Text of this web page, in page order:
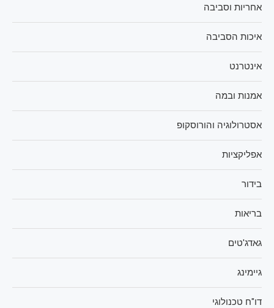
אחריות וסביבה
איכות הסביבה
אינטרנט
אמנות ובמה
אסטרולוגיה והורוסקופ
אפליקציות
בידור
בריאות
גאדג'טים
גיימינג
דו"ח טכנולוגי